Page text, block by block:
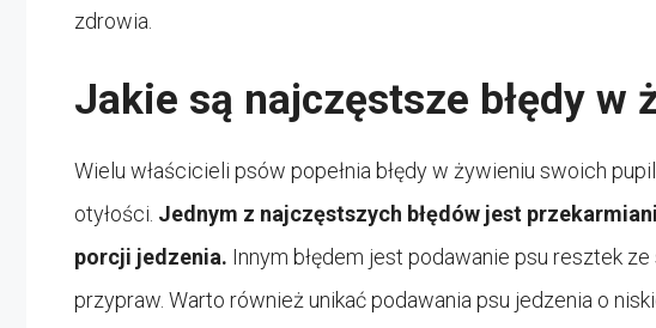
zdrowia.
Jakie są najczęstsze błędy w
Wielu właścicieli psów popełnia błędy w żywieniu swoich
otyłości. Jednym z najczęstszych błędów jest
porcji jedzenia. Innym błędem jest podawanie psu resztek
przypraw. Warto również unikać podawania psu jedzenia o